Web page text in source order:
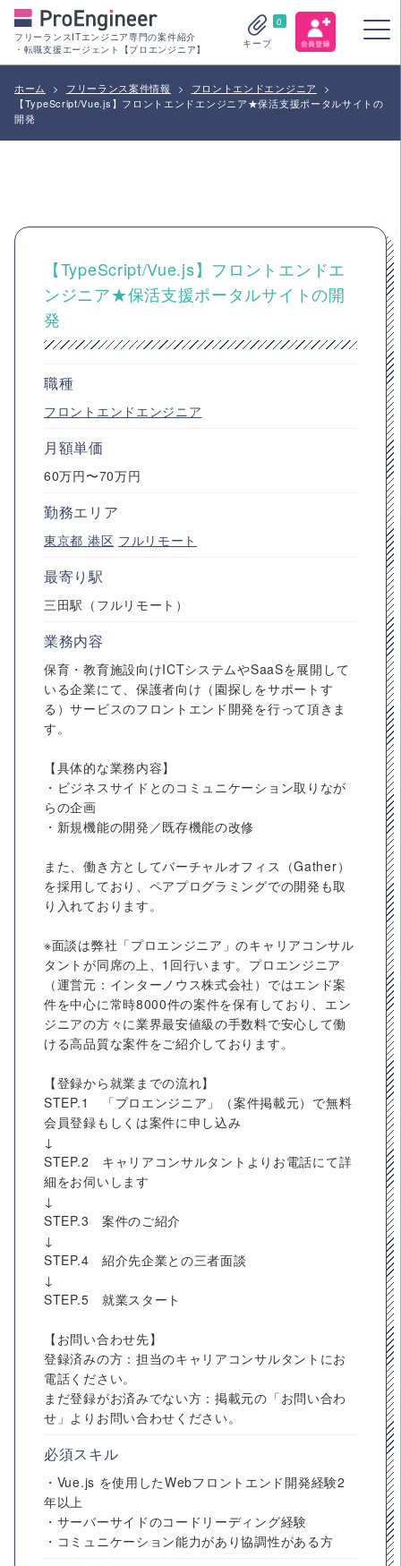
フリーランスITエンジニア専門の案件紹介
・転職支援エージェント【プロエンジニア】
0
キープ
ホーム > フリーランス案件情報 > フロントエンドエンジニア
>
【TypeScript/Vue.js】フロントエンドエンジニア★保活支援ポータルサイトの
開発
【TypeScript/Vue.js】フロントエンドエ
ンジニア★保活支援ポータルサイトの開
発
職種
フロントエンドエンジニア
月額単価
60万円〜70万円
勤務エリア
東京都 港区 フルリモート
最寄り駅
三田駅（フルリモート）
業務内容
保育・教育施設向けICTシステムやSaaSを展開して
いる企業にて、保護者向け（園探しをサポートす
る）サービスのフロントエンド開発を行って頂きま
す。
【具体的な業務内容】
・ビジネスサイドとのコミュニケーション取りなが
らの企画
・新規機能の開発／既存機能の改修
また、働き方としてバーチャルオフィス（Gather）
を採用しており、ペアプログラミングでの開発も取
り入れております。
※面談は弊社「プロエンジニア」のキャリアコンサル
タントが同席の上、1回行います。プロエンジニア
（運営元：インターノウス株式会社）ではエンド案
件を中心に常時8000件の案件を保有しており、エン
ジニアの方々に業界最安値級の手数料で安心して働
ける高品質な案件をご紹介しております。
【登録から就業までの流れ】
STEP.1 「プロエンジニア」（案件掲載元）で無料
会員登録もしくは案件に申し込み
↓
STEP.2 キャリアコンサルタントよりお電話にて詳
細をお伺いします
↓
STEP.3 案件のご紹介
↓
STEP.4 紹介先企業との三者面談
↓
STEP.5 就業スタート
【お問い合わせ先】
登録済みの方：担当のキャリアコンサルタントにお
電話ください。
まだ登録がお済みでない方：掲載元の「お問い合わ
せ」よりお問い合わせください。
必須スキル
・Vue.js を使用したWebフロントエンド開発経験2
年以上
・サーバーサイドのコードリーディング経験
・コミュニケーション能力があり協調性がある方